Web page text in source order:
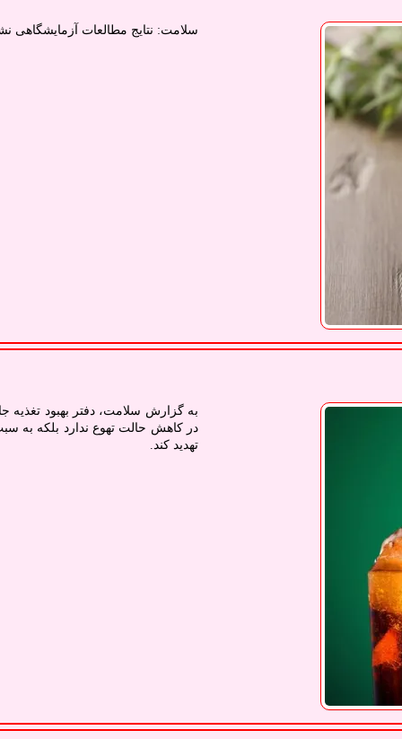
سلامت: نتایج مطالعات آزمایشگاهی
به گزارش سلامت، دفتر بهبود تغذیه
در کاهش حالت تهوع ندارد بلکه به
تهدید کند.